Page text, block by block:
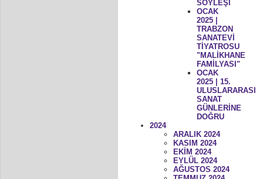
SÖYLEŞİ
OCAK
2025 |
TRABZON
SANATEVİ
TİYATROSU
"MALİKHANE
FAMİLYASI"
OCAK
2025 | 15.
ULUSLARARASI
SANAT
GÜNLERİNE
DOĞRU
2024
ARALIK 2024
KASIM 2024
EKİM 2024
EYLÜL 2024
AĞUSTOS 2024